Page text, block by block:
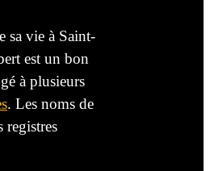
sa vie à Saint-
est un bon
à plusieurs
. Les noms de
registres